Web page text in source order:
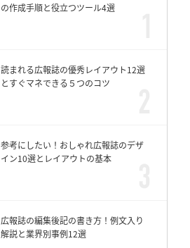
の作成手順と役立つツール4選
読まれる広報誌の優秀レイアウト12選
とすぐマネできる５つのコツ
参考にしたい！おしゃれ広報誌のデザ
イン10選とレイアウトの基本
広報誌の編集後記の書き方！例文入り
解説と業界別事例12選